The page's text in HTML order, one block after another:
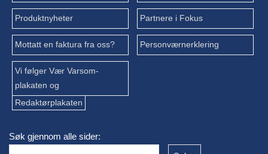
Produktnyheter Partnere i Fokus
Mottatt en faktura fra oss? Personværnerklering
Vi følger Vær Varsom-
plakaten og
Redaktørplakaten
Søk gjennom alle sider: